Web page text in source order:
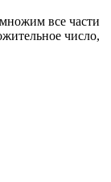
все части
число,